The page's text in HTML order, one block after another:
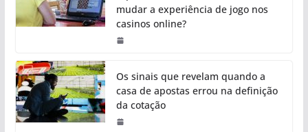
mudar a experiência de jogo nos
casinos online?
Os sinais que revelam quando a
casa de apostas errou na definição
da cotação